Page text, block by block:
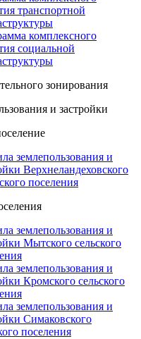
транспортной
комплексного
социальной
зонирования
и застройки
землепользования и
Верхнеландеховского
поселения
землепользования и
Мытского сельского
землепользования и
Кромского сельского
землепользования и
Симаковского
поселения